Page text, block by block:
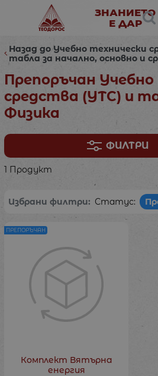
ЗНАНИЕТО
Е ДАР
Назад до Учебно технически
табла за начално, основно и
Препоръчан
средства (УТС) и
Физика
ФИЛТРИ
1 Продукт
Избрани филтри: Статус:
Комплект Вятърна
енергия
ПРЕПОРЪЧАН